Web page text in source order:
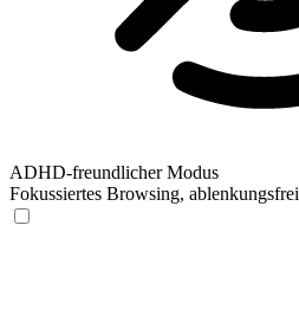
ADHD-freundlicher Modus
Fokussiertes Browsing, ablenkungsfrei